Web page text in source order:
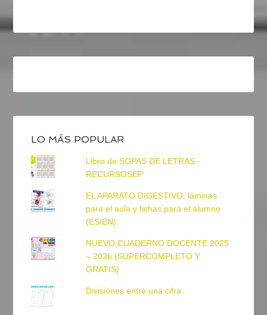
LO MÁS POPULAR
Libro de SOPAS DE LETRAS -
RECURSOSEP
EL APARATO DIGESTIVO: láminas
para el aula y fichas para el alumno
(ES/EN)
NUEVO CUADERNO DOCENTE 2025
– 2026 (SUPERCOMPLETO Y
GRATIS)
Divisiones entre una cifra